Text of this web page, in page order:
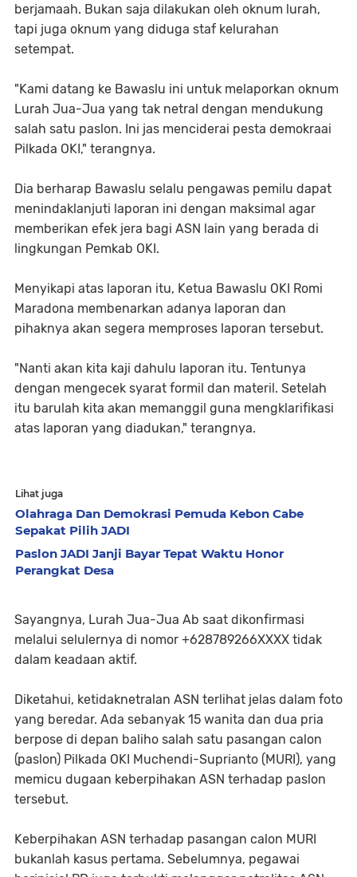
berjamaah. Bukan saja dilakukan oleh oknum lurah,
tapi juga oknum yang diduga staf kelurahan
setempat.
"Kami datang ke Bawaslu ini untuk melaporkan oknum
Lurah Jua-Jua yang tak netral dengan mendukung
salah satu paslon. Ini jas menciderai pesta demokraai
Pilkada OKI," terangnya.
Dia berharap Bawaslu selalu pengawas pemilu dapat
menindaklanjuti laporan ini dengan maksimal agar
memberikan efek jera bagi ASN lain yang berada di
lingkungan Pemkab OKI.
Menyikapi atas laporan itu, Ketua Bawaslu OKI Romi
Maradona membenarkan adanya laporan dan
pihaknya akan segera memproses laporan tersebut.
"Nanti akan kita kaji dahulu laporan itu. Tentunya
dengan mengecek syarat formil dan materil. Setelah
itu barulah kita akan memanggil guna mengklarifikasi
atas laporan yang diadukan," terangnya.
Lihat juga
Olahraga Dan Demokrasi Pemuda Kebon Cabe
Sepakat Pilih JADI
Paslon JADI Janji Bayar Tepat Waktu Honor
Perangkat Desa
Sayangnya, Lurah Jua-Jua Ab saat dikonfirmasi
melalui selulernya di nomor +628789266XXXX tidak
dalam keadaan aktif.
Diketahui, ketidaknetralan ASN terlihat jelas dalam foto
yang beredar. Ada sebanyak 15 wanita dan dua pria
berpose di depan baliho salah satu pasangan calon
(paslon) Pilkada OKI Muchendi-Suprianto (MURI), yang
memicu dugaan keberpihakan ASN terhadap paslon
tersebut.
Keberpihakan ASN terhadap pasangan calon MURI
bukanlah kasus pertama. Sebelumnya, pegawai